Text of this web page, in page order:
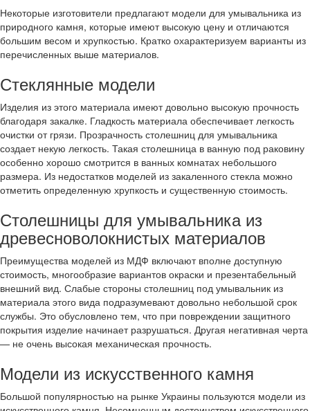
Некоторые изготовители предлагают модели для умывальника из
природного камня, которые имеют высокую цену и отличаются
большим весом и хрупкостью. Кратко охарактеризуем варианты из
перечисленных выше материалов.
Стеклянные модели
Изделия из этого материала имеют довольно высокую прочность
благодаря закалке. Гладкость материала обеспечивает легкость
очистки от грязи. Прозрачность столешниц для умывальника
создает некую легкость. Такая столешница в ванную под раковину
особенно хорошо смотрится в ванных комнатах небольшого
размера. Из недостатков моделей из закаленного стекла можно
отметить определенную хрупкость и существенную стоимость.
Столешницы для умывальника из
древесноволокнистых материалов
Преимущества моделей из МДФ включают вполне доступную
стоимость, многообразие вариантов окраски и презентабельный
внешний вид. Слабые стороны столешниц под умывальник из
материала этого вида подразумевают довольно небольшой срок
службы. Это обусловлено тем, что при повреждении защитного
покрытия изделие начинает разрушаться. Другая негативная черта
— не очень высокая механическая прочность.
Модели из искусственного камня
Большой популярностью на рынке Украины пользуются модели из